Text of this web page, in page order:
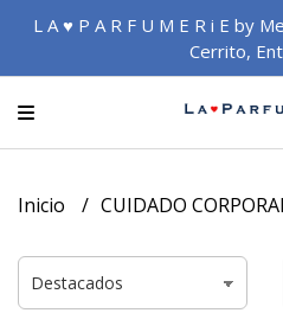
L A ♥ P A R F U M E R i E by
Cerrito,
Inicio CUIDADO